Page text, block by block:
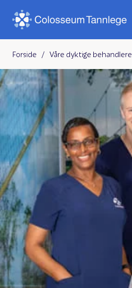
Forside / Våre dyktige behandlere